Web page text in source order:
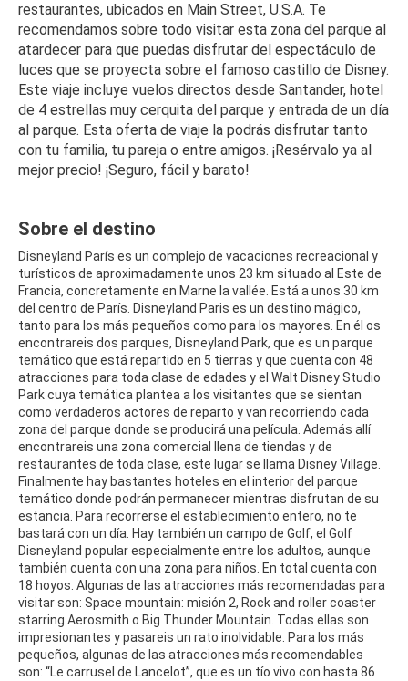
restaurantes, ubicados en Main Street, U.S.A. Te
recomendamos sobre todo visitar esta zona del parque al
atardecer para que puedas disfrutar del espectáculo de
luces que se proyecta sobre el famoso castillo de Disney.
Este viaje incluye vuelos directos desde Santander, hotel
de 4 estrellas muy cerquita del parque y entrada de un día
al parque. Esta oferta de viaje la podrás disfrutar tanto
con tu familia, tu pareja o entre amigos. ¡Resérvalo ya al
mejor precio! ¡Seguro, fácil y barato!
Sobre el destino
Disneyland París es un complejo de vacaciones recreacional y
turísticos de aproximadamente unos 23 km situado al Este de
Francia, concretamente en Marne la vallée. Está a unos 30 km
del centro de París. Disneyland Paris es un destino mágico,
tanto para los más pequeños como para los mayores. En él os
encontrareis dos parques, Disneyland Park, que es un parque
temático que está repartido en 5 tierras y que cuenta con 48
atracciones para toda clase de edades y el Walt Disney Studio
Park cuya temática plantea a los visitantes que se sientan
como verdaderos actores de reparto y van recorriendo cada
zona del parque donde se producirá una película. Además allí
encontrareis una zona comercial llena de tiendas y de
restaurantes de toda clase, este lugar se llama Disney Village.
Finalmente hay bastantes hoteles en el interior del parque
temático donde podrán permanecer mientras disfrutan de su
estancia. Para recorrerse el establecimiento entero, no te
bastará con un día. Hay también un campo de Golf, el Golf
Disneyland popular especialmente entre los adultos, aunque
también cuenta con una zona para niños. En total cuenta con
18 hoyos. Algunas de las atracciones más recomendadas para
visitar son: Space mountain: misión 2, Rock and roller coaster
starring Aerosmith o Big Thunder Mountain. Todas ellas son
impresionantes y pasareis un rato inolvidable. Para los más
pequeños, algunas de las atracciones más recomendables
son: “Le carrusel de Lancelot”, que es un tío vivo con hasta 86